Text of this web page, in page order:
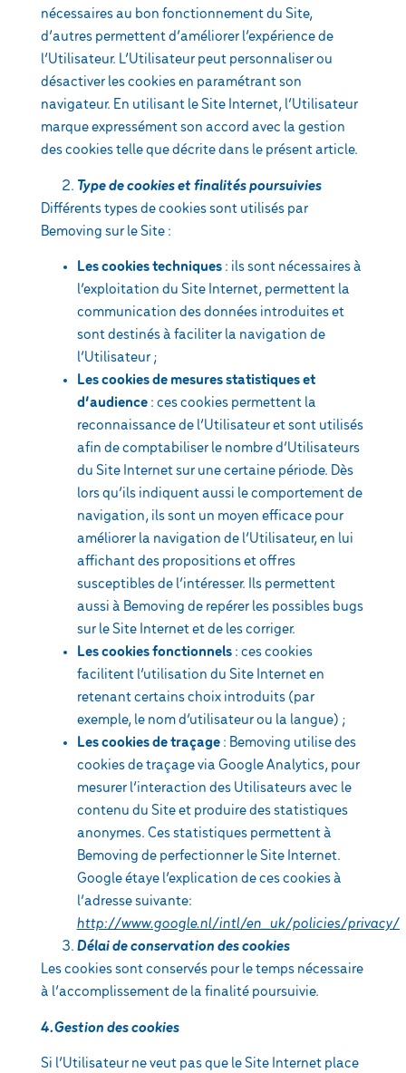
nécessaires au bon fonctionnement du Site,
d’autres permettent d’améliorer l’expérience de
l’Utilisateur. L’Utilisateur peut personnaliser ou
désactiver les cookies en paramétrant son
navigateur. En utilisant le Site Internet, l’Utilisateur
marque expressément son accord avec la gestion
des cookies telle que décrite dans le présent article.
Type de cookies et finalités poursuivies
Différents types de cookies sont utilisés par
Bemoving sur le Site :
Les cookies techniques : ils sont nécessaires à
l’exploitation du Site Internet, permettent la
communication des données introduites et
sont destinés à faciliter la navigation de
l’Utilisateur ;
Les cookies de mesures statistiques et
d’audience: ces cookies permettent la
reconnaissance de l’Utilisateur et sont utilisés
afin de comptabiliser le nombre d’Utilisateurs
du Site Internet sur une certaine période. Dès
lors qu’ils indiquent aussi le comportement de
navigation, ils sont un moyen efficace pour
améliorer la navigation de l’Utilisateur, en lui
affichant des propositions et offres
susceptibles de l’intéresser. Ils permettent
aussi à Bemoving de repérer les possibles bugs
sur le Site Internet et de les corriger.
Les cookies fonctionnels: ces cookies
facilitent l’utilisation du Site Internet en
retenant certains choix introduits (par
exemple, le nom d’utilisateur ou la langue) ;
Les cookies de traçage: Bemoving utilise des
cookies de traçage via Google Analytics, pour
mesurer l’interaction des Utilisateurs avec le
contenu du Site et produire des statistiques
anonymes. Ces statistiques permettent à
Bemoving de perfectionner le Site Internet.
Google étaye l’explication de ces cookies à
l’adresse suivante:
http://www.google.nl/intl/en_uk/policies/privacy/
Délai de conservation des cookies
Les cookies sont conservés pour le temps nécessaire
à l’accomplissement de la finalité poursuivie.
4.Gestion des cookies
Si l’Utilisateur ne veut pas que le Site Internet place